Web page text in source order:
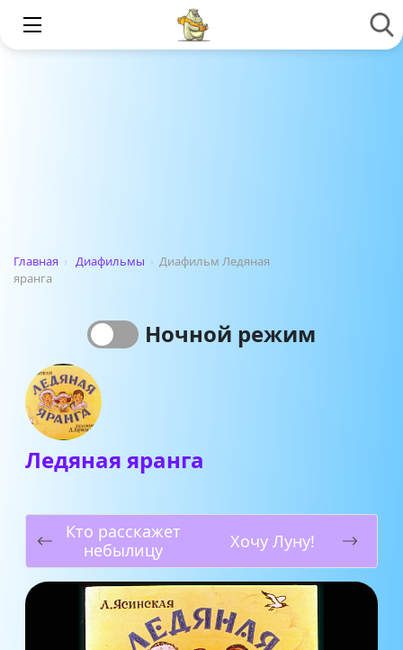
Главная › Диафильмы › Диафильм Ледяная
яранга
Ночной режим
Ледяная яранга
Кто расскажет
небылицу
Хочу Луну!